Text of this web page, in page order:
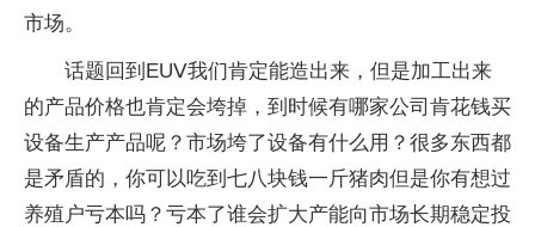
市场。
话题回到EUⅤ我们肯定能造出来，但是加工出来
的产品价格也肯定会垮掉，到时候有哪家公司肯花钱买
设备生产产品呢？市场垮了设备有什么用？很多东西都
是矛盾的，你可以吃到七八块钱一斤猪肉但是你有想过
养殖户亏本吗？亏本了谁会扩大产能向市场长期稳定投